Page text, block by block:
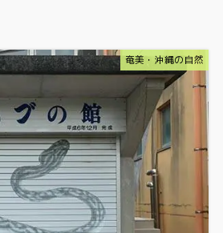
奄美・沖縄の自然